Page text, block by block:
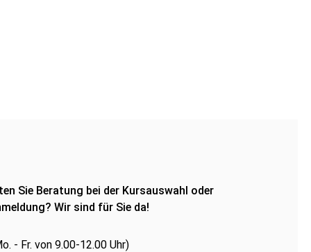
Sie Beratung bei der Kursauswahl oder
Wir sind für Sie da!
- Fr. von 9.00-12.00 Uhr)